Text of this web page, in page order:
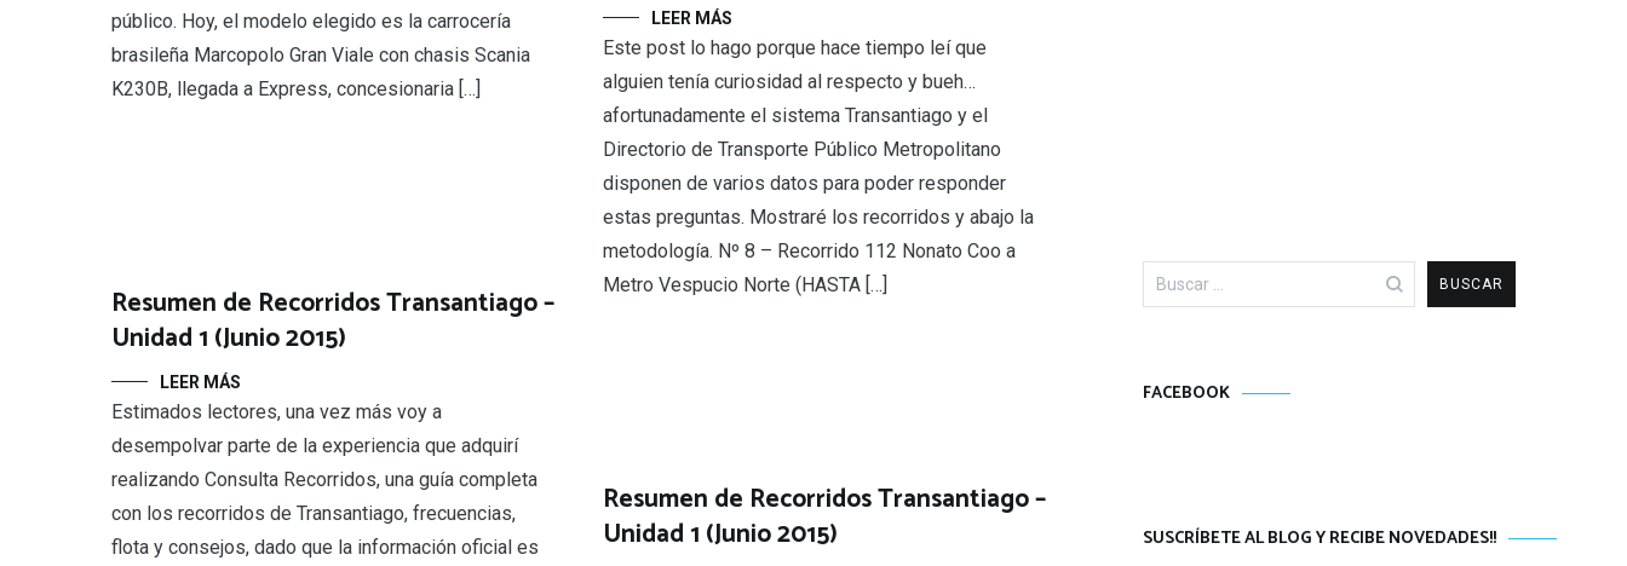
LEER MÁS
Este post lo hago porque hace tiempo leí que
alguien tenía curiosidad al respecto y bueh…
afortunadamente el sistema Transantiago y el
Directorio de Transporte Público Metropolitano
disponen de varios datos para poder responder
estas preguntas. Mostraré los recorridos y abajo la
metodología. Nº 8 – Recorrido 112 Nonato Coo a
Metro Vespucio Norte (HASTA […]
público. Hoy, el modelo elegido es la carrocería
brasileña Marcopolo Gran Viale con chasis Scania
K230B, llegada a Express, concesionaria […]
Resumen de Recorridos Transantiago –
Unidad 1 (Junio 2015)
LEER MÁS
Estimados lectores, una vez más voy a
desempolvar parte de la experiencia que adquirí
realizando Consulta Recorridos, una guía completa
con los recorridos de Transantiago, frecuencias,
flota y consejos, dado que la información oficial es
Resumen de Recorridos Transantiago –
Unidad 1 (Junio 2015)
Buscar:
FACEBOOK
SUSCRÍBETE AL BLOG Y RECIBE NOVEDADES!!